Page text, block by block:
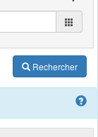
Rechercher